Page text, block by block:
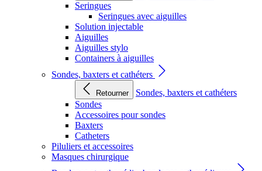
Seringues
Seringues avec aiguilles
Solution injectable
Aiguilles
Aiguilles stylo
Containers à aiguilles
Sondes, baxters et cathéters
Retourner
Sondes, baxters et cathéters
Sondes
Accessoires pour sondes
Baxters
Catheters
Piluliers et accessoires
Masques chirurgique